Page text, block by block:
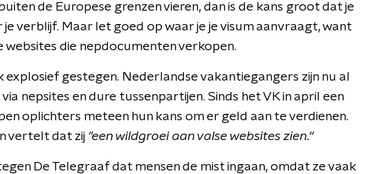
de Europese grenzen vieren, dan is de kans groot dat je
verblijf. Maar let goed op waar je je visum aanvraagt, want
die nepdocumenten verkopen.
explosief gestegen. Nederlandse vakantiegangers zijn nu al
nepsites en dure tussenpartijen. Sinds het VK in april een
oplichters meteen hun kans om er geld aan te verdienen.
vertelt dat zij "een wildgroei aan valse websites zien."
De Telegraaf dat mensen de mist ingaan, omdat ze vaak